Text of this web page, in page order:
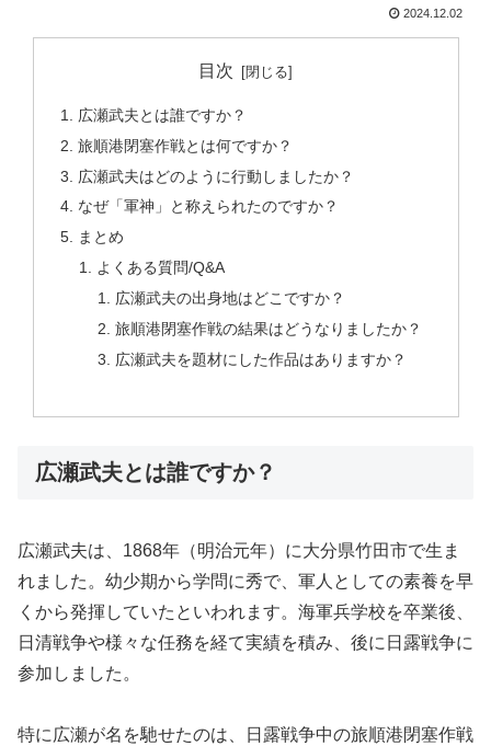
2024.12.02
目次
広瀬武夫とは誰ですか？
旅順港閉塞作戦とは何ですか？
広瀬武夫はどのように行動しましたか？
なぜ「軍神」と称えられたのですか？
まとめ
よくある質問/Q&A
広瀬武夫の出身地はどこですか？
旅順港閉塞作戦の結果はどうなりましたか？
広瀬武夫を題材にした作品はありますか？
広瀬武夫とは誰ですか？
広瀬武夫は、1868年（明治元年）に大分県竹田市で生ま
れました。幼少期から学問に秀で、軍人としての素養を早
くから発揮していたといわれます。海軍兵学校を卒業後、
日清戦争や様々な任務を経て実績を積み、後に日露戦争に
参加しました。
特に広瀬が名を馳せたのは、日露戦争中の旅順港閉塞作戦